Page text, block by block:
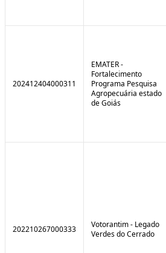
202412404000311
EMATER -
Fortalecimento
Programa Pesquisa
Agropecuária estado
de Goiás
202210267000333
Votorantim - Legado
Verdes do Cerrado